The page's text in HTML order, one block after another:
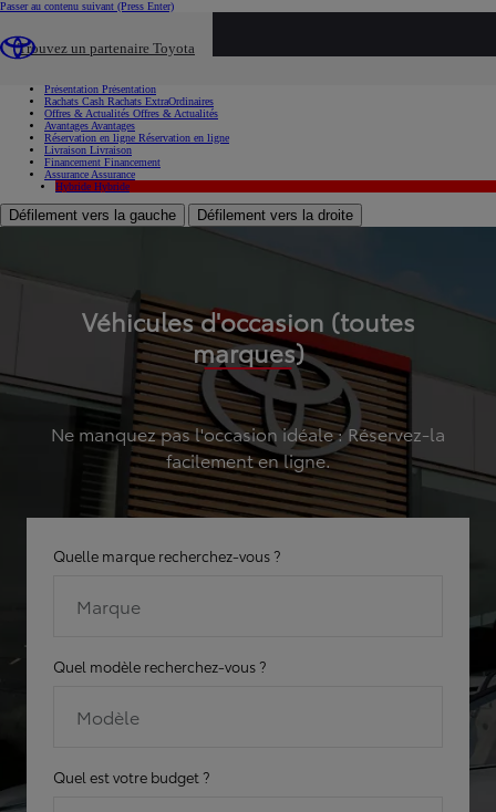
Passer au contenu suivant (Press Enter)
Trouvez un partenaire Toyota
Présentation Présentation
Rachats Cash Rachats ExtraOrdinaires
Offres & Actualités Offres & Actualités
Avantages Avantages
Réservation en ligne Réservation en ligne
Livraison Livraison
Financement Financement
Assurance Assurance
Hybride Hybride
Défilement vers la gauche Défilement vers la droite
Véhicules d'occasion (toutes
marques)
Ne manquez pas l'occasion idéale : Réservez-la
facilement en ligne.
Quelle marque recherchez-vous ?
Marque
Quel modèle recherchez-vous ?
Modèle
Quel est votre budget ?